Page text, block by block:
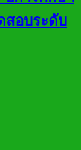
สอบระดับ